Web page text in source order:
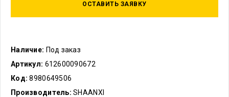
Наличие: Под заказ
Артикул: 612600090672
Код: 8980649506
Производитель: SHAANXI
ОСТАВИТЬ ЗАЯВКУ